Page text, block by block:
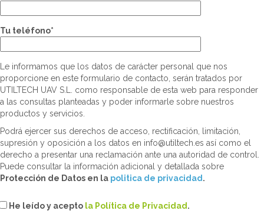
Tu teléfono*
Le informamos que los datos de carácter personal que nos
proporcione en este formulario de contacto, serán tratados por
UTILTECH UAV S.L. como responsable de esta web para responder
a las consultas planteadas y poder informarle sobre nuestros
productos y servicios.
Podrá ejercer sus derechos de acceso, rectificación, limitación,
supresión y oposición a los datos en info@utiltech.es así como el
derecho a presentar una reclamación ante una autoridad de control.
Puede consultar la información adicional y detallada sobre
Protección de Datos en la politica de privacidad .
He leído y acepto la Política de Privacidad .